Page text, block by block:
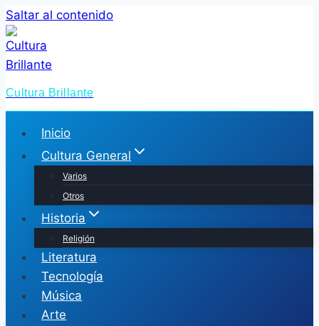
Saltar al contenido
Cultura Brillante
Inicio
Cultura General
Varios
Otros
Historia
Religión
Literatura
Tecnología
Música
Arte